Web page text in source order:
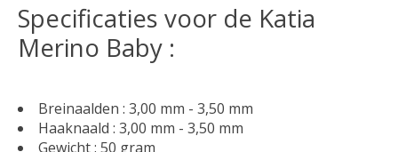
Specificaties voor de Katia
Merino Baby :
Breinaalden : 3,00 mm - 3,50 mm
Haaknaald : 3,00 mm - 3,50 mm
Gewicht : 50 gram